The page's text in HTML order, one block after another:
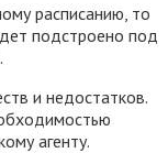
расписанию то
подстроено под
.
и недостатков.
агенту.